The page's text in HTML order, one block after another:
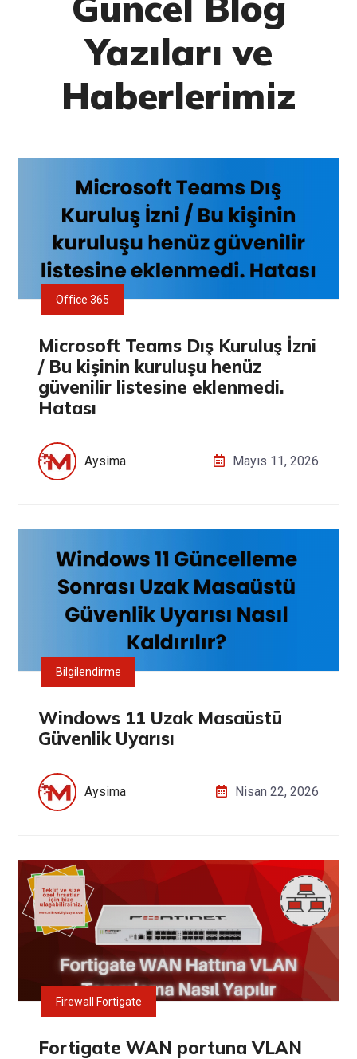
Yazıları ve
Haberlerimiz
Office 365
Microsoft Teams Dış Kuruluş İzni
/ Bu kişinin kuruluşu henüz
güvenilir listesine eklenmedi.
Hatası
Aysima Mayıs 11, 2026
Bilgilendirme
Windows 11 Uzak Masaüstü
Güvenlik Uyarısı
Aysima Nisan 22, 2026
Firewall Fortigate
Fortigate WAN portuna VLAN